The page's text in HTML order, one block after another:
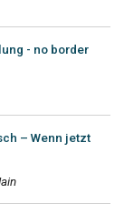
- no border
– Wenn jetzt